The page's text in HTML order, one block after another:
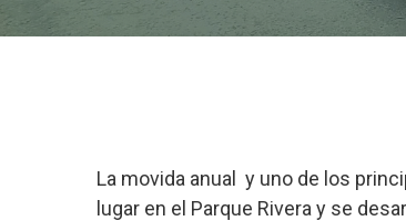
La movida anual y uno de los
lugar en el Parque Rivera y se